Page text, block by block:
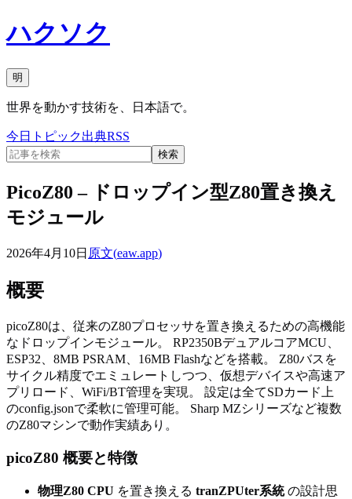
ハクソク
明
世界を動かす技術を、日本語で。
今日 トピック出典RSS
検索
PicoZ80 – ドロップイン型Z80置き換え
モジュール
2026年4月10日 原文(eaw.app)
概要
picoZ80は、従来のZ80プロセッサを置き換えるための高機能
なドロップインモジュール。 RP2350BデュアルコアMCU、
ESP32、8MB PSRAM、16MB Flashなどを搭載。 Z80バスを
サイクル精度でエミュレートしつつ、仮想デバイスや高速ア
プリロード、WiFi/BT管理を実現。 設定は全てSDカード上
のconfig.jsonで柔軟に管理可能。 Sharp MZシリーズなど複数
のZ80マシンで動作実績あり。
picoZ80 概要と特徴
物理Z80 CPU を置き換える tranZPUter系統の設計思